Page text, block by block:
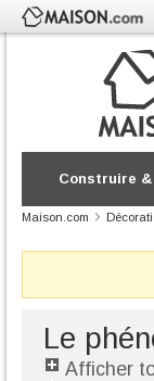
Construire &
Maison.com
Le
Afficher